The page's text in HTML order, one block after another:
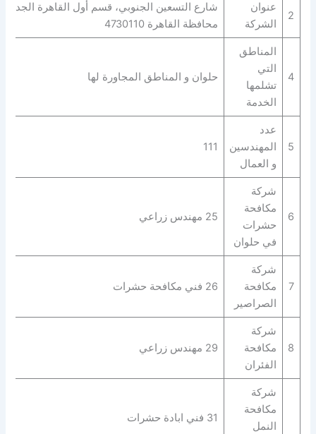
2
عنوان
الشركة
شارع التسعين الجنوبي، قسم أول القاهرة
محافظة القاهرة‬ 4730110
4
المناطق
التي
تشلمها
الخدمة
حلوان و المناطق المجاورة لها
5
عدد
المهندسين
و العمال
111
6
شركة
مكافحة
حشرات
في حلوان
25 مهندس زراعي
7
شركة
مكافحة
الصراصير
26 فني مكافحة حشرات
8
شركة
مكافحة
الفئران
29 مهندس زراعي
شركة
مكافحة
النمل
31 فني ابادة حشرات